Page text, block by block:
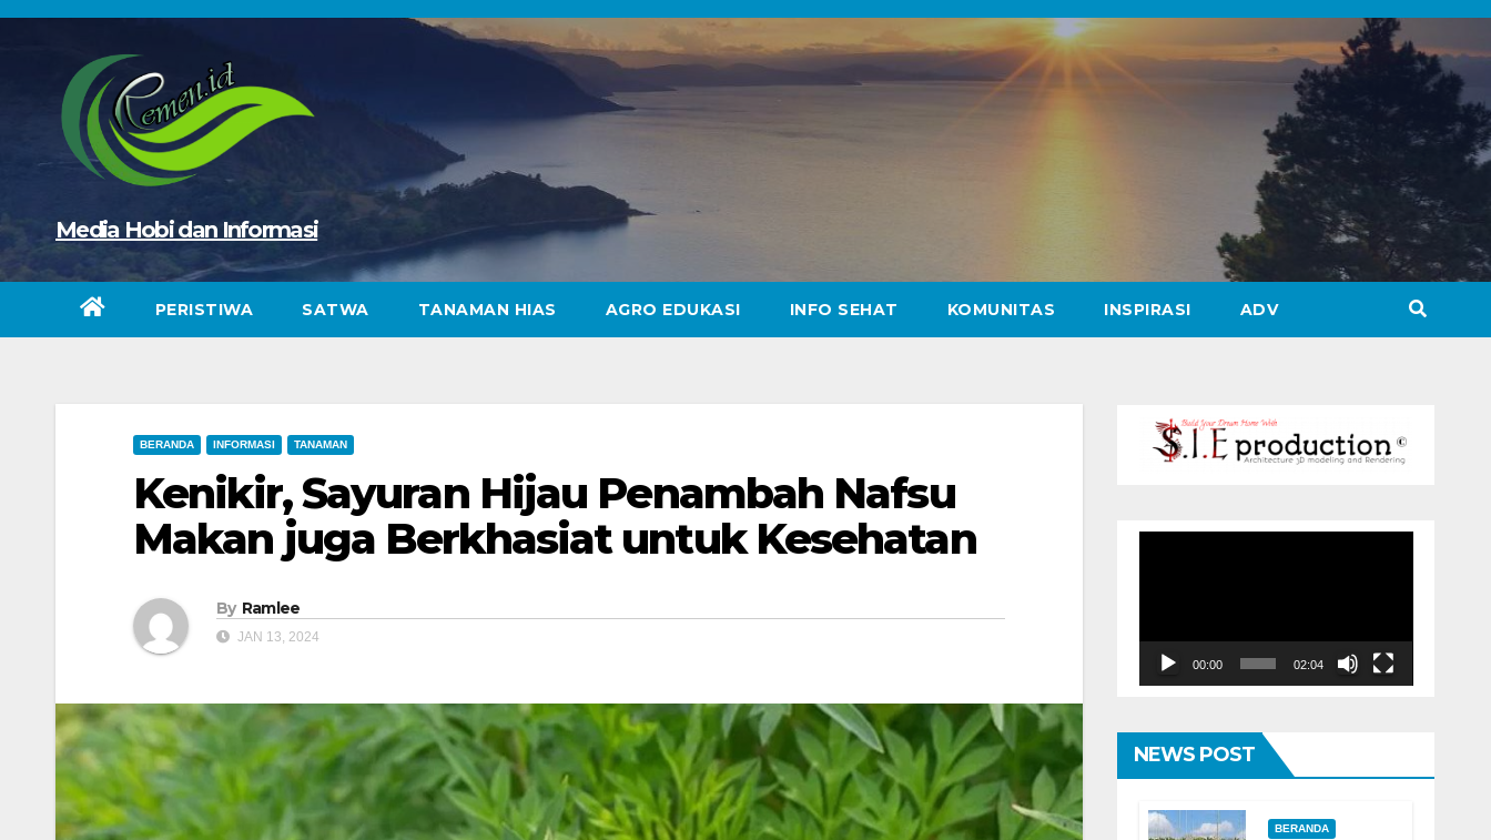
Skip
Media Hobi dan Informasi
PERISTIWA SATWA TANAMAN HIAS AGRO EDUKASI INFO SEHAT KOMUNITAS INSPIRASI ADV
BERANDA INFORMASI TANAMAN
Kenikir, Sayuran Hijau Penambah Nafsu
Makan juga Berkhasiat untuk Kesehatan
By Ramlee
JAN 13, 2024
00:00 02:04
NEWS POST
BERANDA